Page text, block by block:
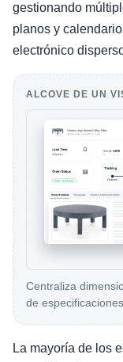
gestionando
planos y
electrónico
ALCOVE DE UN
Centraliza
de
La mayoría de los